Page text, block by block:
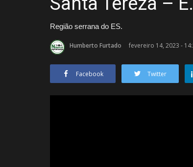
Região serrana do ES.
Humberto Furtado fevereiro 14, 2023 -
Facebook Twitter